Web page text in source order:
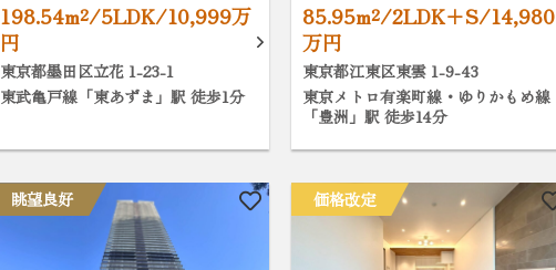
198.54m²/5LDK/10,999万
円
東京都墨田区立花 1-23-1
東武亀戸線「東あずま」駅 徒歩1分
85.95m²/2LDK+S/14,980
万円
東京都江東区東雲 1-9-43
東京メトロ有楽町線・ゆりかもめ線
「豊洲」駅 徒歩14分
眺望良好 価格改定